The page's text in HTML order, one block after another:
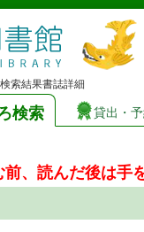
索結果書誌詳細
検索 貸出・
前、読んだ後は手